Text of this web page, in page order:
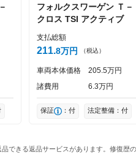
フォルクスワーゲン Ｔ－
クロス TSI アクティブ
支払総額
211 8万円 （税込）
車両本体価格 205 5万円
諸費用
6 3万円
保証 ：付 法定整備：付
できる返品サービスがあります。修復歴